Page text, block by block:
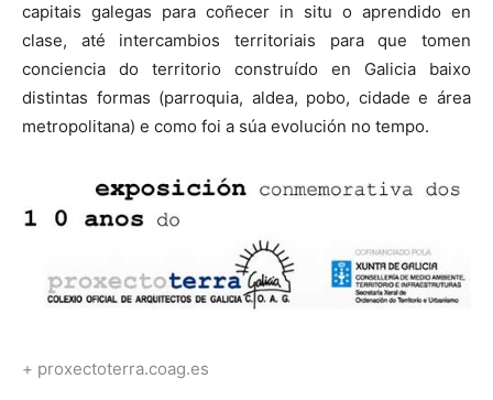
capitais galegas para coñecer in situ o aprendido en
clase, até intercambios territoriais para que tomen
conciencia do territorio construído en Galicia baixo
distintas formas (parroquia, aldea, pobo, cidade e área
metropolitana) e como foi a súa evolución no tempo.
+ proxectoterra.coag.es